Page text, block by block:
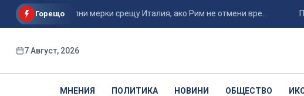
Горещомерки срещу Италия, ако Рим не отмени вре...
7 Август, 2026
МНЕНИЯ ПОЛИТИКА НОВИНИ ОБЩЕСТВО